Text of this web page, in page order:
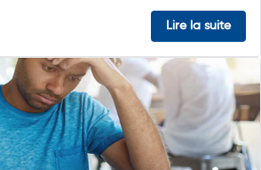
Lire la suite